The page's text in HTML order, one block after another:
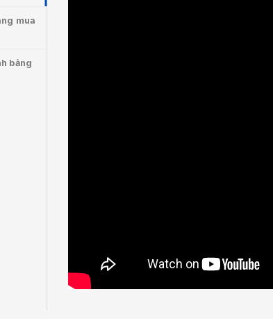
mua
bảng